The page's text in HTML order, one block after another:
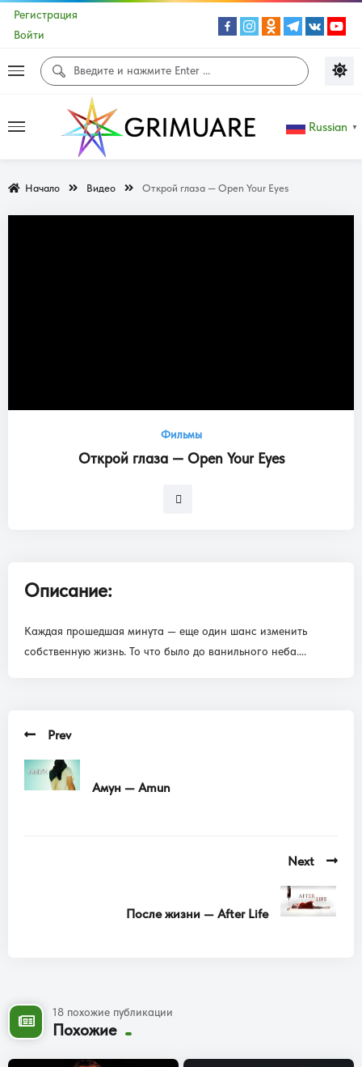
Регистрация
Войти
Russian ▼
Начало Видео Открой глаза — Open Your Eyes
Фильмы
Открой глаза — Open Your Eyes
Описание:
Каждая прошедшая минута — еще один шанс изменить
собственную жизнь. То что было до ванильного неба….
Prev
Амун — Amun
Next
После жизни — After Life
18 похожие публикации
Похожие